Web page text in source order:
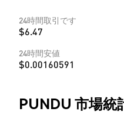
24時間取引です
$6.47
24時間安値
$0.00160591
PUNDU 市場統